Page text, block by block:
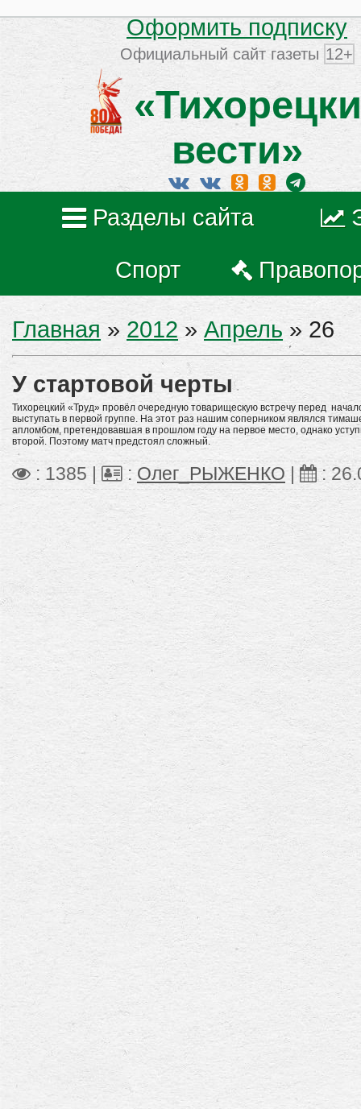
Оформить подписку
Официальный сайт газеты 12+
вести»
Разделы сайта
Спорт
Главная » 2012 » Апрель » 26
У стартовой черты
Тихорецкий «Труд» провёл очередную товарищескую встречу перед
выступать в первой группе. На этот раз нашим соперником являлся
апломбом, претендовавшая в прошлом году на первое место, однако
второй. Поэтому матч предстоял сложный.
: 1385 | : Олег_РЫЖЕНКО :